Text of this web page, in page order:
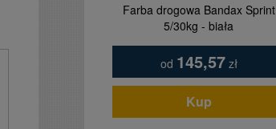
Farba drogowa Bandax Sprint
5/30kg - biała
od 145,57zł
Kup